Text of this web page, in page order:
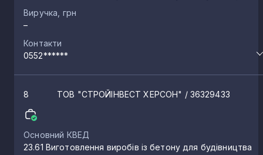
Станіслав
Стрілкове
Виручка, грн
–
Контакти
0552******
8 ТОВ "СТРОЙІНВЕСТ ХЕРСОН" / 36329433
Основний КВЕД
23.61 Виготовлення виробів із бетону для будівництва